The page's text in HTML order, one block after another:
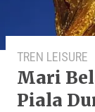
TREN LEISURE
Mari
Piala